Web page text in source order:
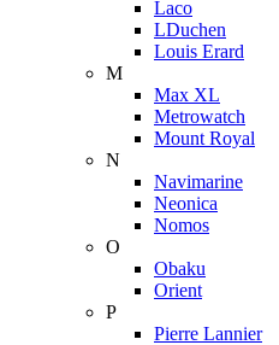
Laco
LDuchen
Louis Erard
M
Max XL
Metrowatch
Mount Royal
N
Navimarine
Neonica
Nomos
O
Obaku
Orient
P
Pierre Lannier